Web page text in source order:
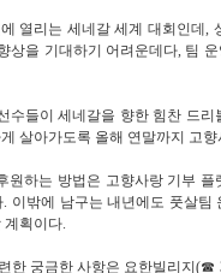
열리는 세네갈 세계 대회인
상을 기대하기 어려운데다, 팀
수들이 세네갈을 향한 힘찬 드
살아가도록 올해 연말까지 고
하는 방법은 고향사랑 기부
이밖에 남구는 내년에도 풋살
계획이다.
한 궁금한 사항은 요한빌리지(☎